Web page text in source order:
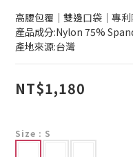
高腰包覆｜雙邊口袋｜專
產品成分:Nylon 75%
產地來源:台灣
NT$1,180
Size : S